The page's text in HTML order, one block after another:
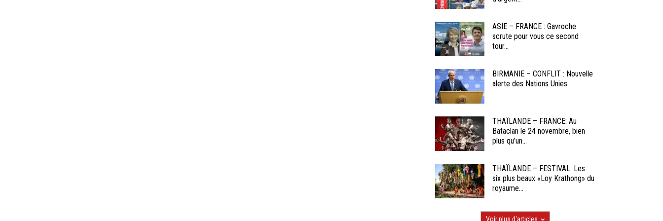
ASIE – FRANCE : Gavroche
scrute pour vous ce second
tour...
BIRMANIE – CONFLIT : Nouvelle
alerte des Nations Unies
THAÏLANDE – FRANCE: Au
Bataclan le 24 novembre, bien
plus qu’un...
THAÏLANDE – FESTIVAL: Les
six plus beaux «Loy Krathong» du
royaume...
Voir plus d'articles